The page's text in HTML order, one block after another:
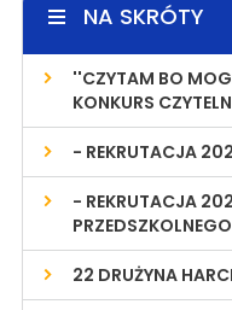
NA SKRÓTY
''CZYTAM BO
KONKURS
- REKRUTACJA
- REKRUTACJA
PRZEDSZKOLNEGO
22 DRUŻYNA